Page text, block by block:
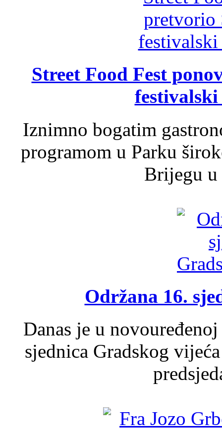
Street Food Fest
Iznimno bogatim
programom u Parku
Brijegu u
Održana 16.
Danas je u
sjednica Gradskog